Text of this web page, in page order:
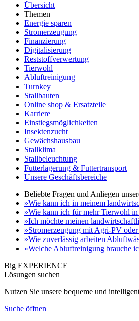
Übersicht
Themen
Energie sparen
Stromerzeugung
Finanzierung
Digitalisierung
Reststoffverwertung
Tierwohl
Abluftreinigung
Turnkey
Stallbauten
Online shop & Ersatzteile
Karriere
Einstiegsmöglichkeiten
Insektenzucht
Gewächshausbau
Stallklima
Stallbeleuchtung
Futterlagerung & Futtertransport
Unsere Geschäftsbereiche
Beliebte Fragen und Anliegen
»Wie kann ich in meinem
»Wie kann ich für mehr Tierwohl in
»Ich möchte meinen
»Stromerzeugung mit Agri-PV
»Wie zuverlässig arbeiten
»Welche Abluftreinigung brauche
Big EXPERIENCE
Lösungen suchen
Nutzen Sie unsere bequeme und
Suche öffnen